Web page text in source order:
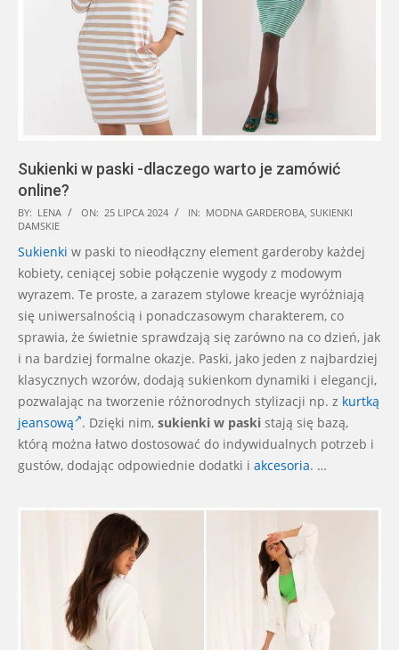
Sukienki w paski -dlaczego warto je zamówić
online?
2024-
07-
25
BY: LENA ON: 25 LIPCA 2024 IN: MODNA GARDEROBA SUKIENKI
DAMSKIE
Sukienki w paski to nieodłączny element garderoby każdej
kobiety, ceniącej sobie połączenie wygody z modowym
wyrazem. Te proste, a zarazem stylowe kreacje wyróżniają
się uniwersalnością i ponadczasowym charakterem, co
sprawia, że świetnie sprawdzają się zarówno na co dzień, jak
i na bardziej formalne okazje. Paski, jako jeden z najbardziej
klasycznych wzorów, dodają sukienkom dynamiki i elegancji,
pozwalając na tworzenie różnorodnych stylizacji np. z kurtką
jeansową . Dzięki nim, sukienki w paski stają się bazą,
którą można łatwo dostosować do indywidualnych potrzeb i
gustów, dodając odpowiednie dodatki i akcesoria. …